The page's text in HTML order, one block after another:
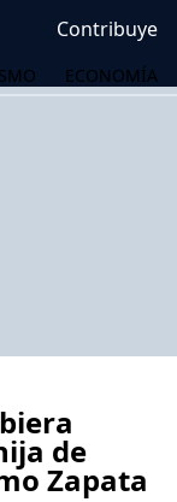
Contribuye
ECONOMÍA
de
Zapata